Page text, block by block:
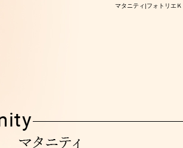
マタニティ|フォトリエ